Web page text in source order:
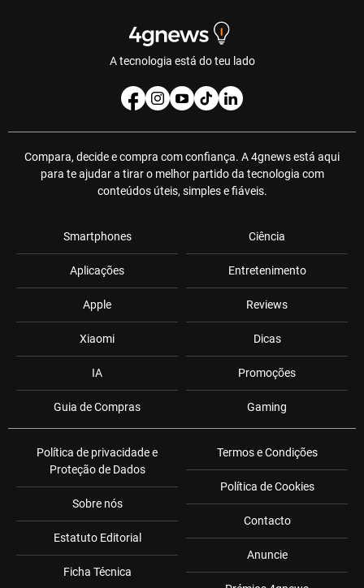
A tecnologia está do teu lado
Compara, decide e compra com confiança. A 4gnews está aqui
para te ajudar a tirar o melhor partido da tecnologia com
conteúdos úteis, simples e fiáveis.
Smartphones
Aplicações
Apple
Xiaomi
IA
Guia de Compras
Ciência
Entretenimento
Reviews
Dicas
Promoções
Gaming
Política de privacidade e
Proteção de Dados
Sobre nós
Estatuto Editorial
Ficha Técnica
Termos e Condições
Política de Cookies
Contacto
Anuncie